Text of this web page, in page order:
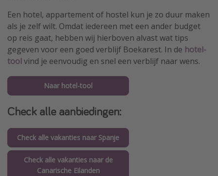
Een hotel, appartement of hostel kun je zo duur maken
als je zelf wilt. Omdat iedereen met een ander budget
op reis gaat, hebben wij hierboven alvast wat tips
gegeven voor een goed verblijf Boekarest. In de hotel-
toolvind je eenvoudig en snel een verblijf naar wens.
Naar hotel-tool
Check alle aanbiedingen:
Check alle vakanties naar Spanje
Check alle vakanties naar de
Canarische Eilanden